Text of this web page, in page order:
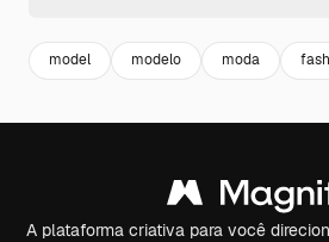
model modelo moda
A plataforma criativa para você